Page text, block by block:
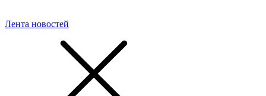
Лента новостей